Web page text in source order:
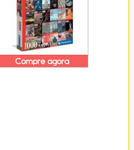
Compre agora